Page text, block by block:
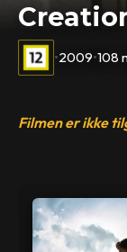
•2009•108
Filmen er ikke